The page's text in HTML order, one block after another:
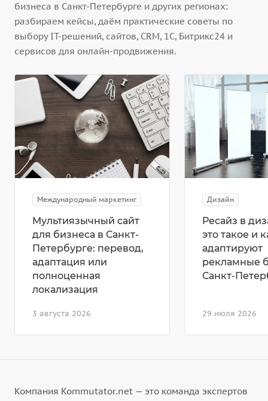
бизнеса в Санкт-Петербурге и других регионах:
разбираем кейсы, даём практические советы по
выбору IT-решений, сайтов, CRM, 1С, Битрикс24 и
сервисов для онлайн-продвижения.
Международный маркетинг
3 августа 2026
Мультиязычный сайт
для бизнеса в Санкт-
Петербурге: перевод,
адаптация или
полноценная
локализация
Дизайн
29 июля 2026
Ресайз в
это такое и
адаптируют
рекламные
Санкт-
Компания Kommutator.net — это команда экспертов